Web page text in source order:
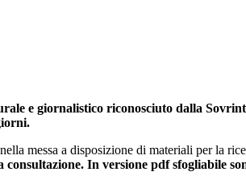
e giornalistico riconosciuto dalla
messa a disposizione di materiali per la
In versione pdf sfogliabile